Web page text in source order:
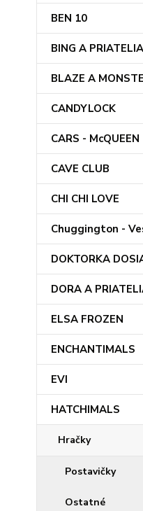
BEN 10
BING A PRIATELIA
BLAZE A
CANDYLOCK
CARS - McQUEEN
CAVE CLUB
CHI CHI LOVE
Chuggington -
DOKTORKA
DORA A
ELSA FROZEN
ENCHANTIMALS
EVI
HATCHIMALS
Hračky
Postavičky
Ostatné